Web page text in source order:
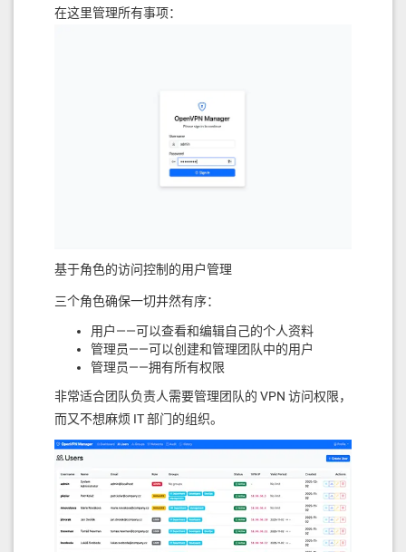
在这里管理所有事项：
基于角色的访问控制的用户管理
三个角色确保一切井然有序：
用户——可以查看和编辑自己的个人资料
管理员——可以创建和管理团队中的用户
管理员——拥有所有权限
非常适合团队负责人需要管理团队的 VPN 访问权限，
而又不想麻烦 IT 部门的组织。